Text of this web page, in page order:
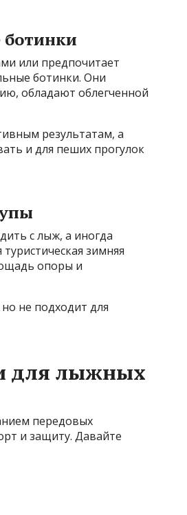
или предпочитает
ботинки. Они
обладают облегченной
результатам, а
и для пеших прогулок
с лыж, а иногда
зимняя
опоры и
не подходит для
для лыжных
передовых
и защиту. Давайте